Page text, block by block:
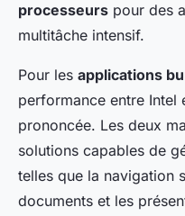
processeurs pour des
multitâche intensif.
Pour les applications
performance entre Intel
prononcée. Les deux
solutions capables de
telles que la navigation
documents et les